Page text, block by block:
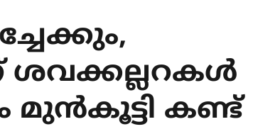
മുന്‍കൂട്ടി കണ്ട്